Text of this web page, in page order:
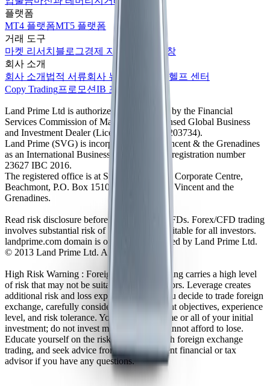
플랫폼
MT4 플랫폼MT5 플랫폼
거래 도구
마켓 리서치 블로그경제 지표
간편 거래창
회사 소개
회사 소개 법적 서류회사 뉴스
헬프 센터
Copy Trading프로모션IB 프로그램
Land Prime Ltd is authorized and regulated by the Financial
Services Commission of Mauritius as a licensed Global Business
and Investment Dealer (License No. GB24203734).
Land Prime (SVG) is incorporated in St. Vincent & the Grenadines
as an International Business Company with registration number
23627 IBC 2016.
The registered office is at Suite 305, Griffith Corporate Centre,
Beachmont, P.O. Box 1510, Kingstown, St. Vincent and the
Grenadines.
Read risk disclosure before trading Forex/CFDs. Forex/CFD trading
involves substantial risk of loss and is not suitable for all investors.
landprime.com domain is owned and operated by Land Prime Ltd.
© 2013 Land Prime Ltd. All rights reserved.
High Risk Warning : Foreign exchange trading carries a high level
of risk that may not be suitable for all investors. Leverage creates
additional risk and loss exposure. Before you decide to trade foreign
exchange, carefully consider your investment objectives, experience
level, and risk tolerance. You could lose some or all of your initial
investment; do not invest money that you cannot afford to lose.
Educate yourself on the risks associated with foreign exchange
trading, and seek advice from an independent financial or tax
advisor if you have any questions.